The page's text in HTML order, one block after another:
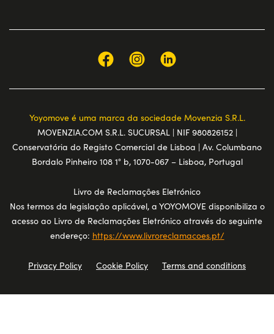
Yoyomove é uma marca da sociedade Movenzia S.R.L.
MOVENZIA.COM S.R.L. SUCURSAL | NIF 980826152 |
Conservatória do Registo Comercial de Lisboa | Av. Columbano
Bordalo Pinheiro 108 1° b, 1070-067 – Lisboa, Portugal
Livro de Reclamações Eletrónico
Nos termos da legislação aplicável, a YOYOMOVE disponibiliza o
acesso ao Livro de Reclamações Eletrónico através do seguinte
endereço: https://www.livroreclamacoes.pt/
Privacy Policy Cookie Policy Terms and conditions